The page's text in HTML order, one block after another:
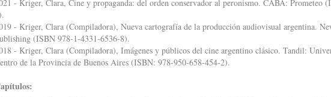
- Kriger, Clara, Cine y propaganda: del orden conservador al peronismo. CABA: Prometeo
- Kriger, Clara (Compiladora), Nueva cartografía de la producción audiovisual argentina.
(ISBN 978-1-4331-6536-8).
- Kriger, Clara (Compiladora), Imágenes y públicos del cine argentino clásico. Tandil:
de la Provincia de Buenos Aires (ISBN: 978-950-658-454-2).